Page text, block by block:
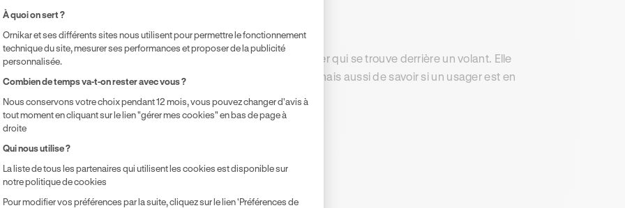
2 : le conducteur
tests thématiques sur le conducteur
traitent en détail de l’usager qui se trouve derrière un volant. Elle
de savoir comment se préparer avant de prendre la route, mais aussi de savoir si un usager est en
de conduire ou non.
thématique comprend donc les notions liées :
comment conduire
fait de savoir si un usager est ou non en état de conduire
À quoi on sert ?
Ornikar et ses différents sites nous utilisent pour permettre le fonctionnement
technique du site, mesurer ses performances et proposer de la publicité
personnalisée.
Combien de temps va-t-on rester avec vous ?
Nous conservons votre choix pendant 12 mois, vous pouvez changer d'avis à
tout moment en cliquant sur le lien "gérer mes cookies" en bas de page à
droite
Qui nous utilise ?
La liste de tous les partenaires qui utilisent les cookies est disponible sur
notre politique de cookies
Pour modifier vos préférences par la suite, cliquez sur le lien 'Préférences de
Axeptio consent